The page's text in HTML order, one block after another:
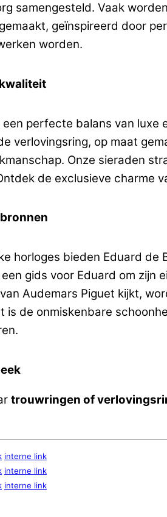
samengesteld. Vaak
geïnspireerd door
worden.
perfecte balans van
verlovingsring, op maat
Onze sieraden
de exclusieve charme
horloges bieden Eduard
gids voor Eduard om
Audemars Piguet kijkt,
de onmiskenbare
trouwringen of
interne link
interne link
interne link